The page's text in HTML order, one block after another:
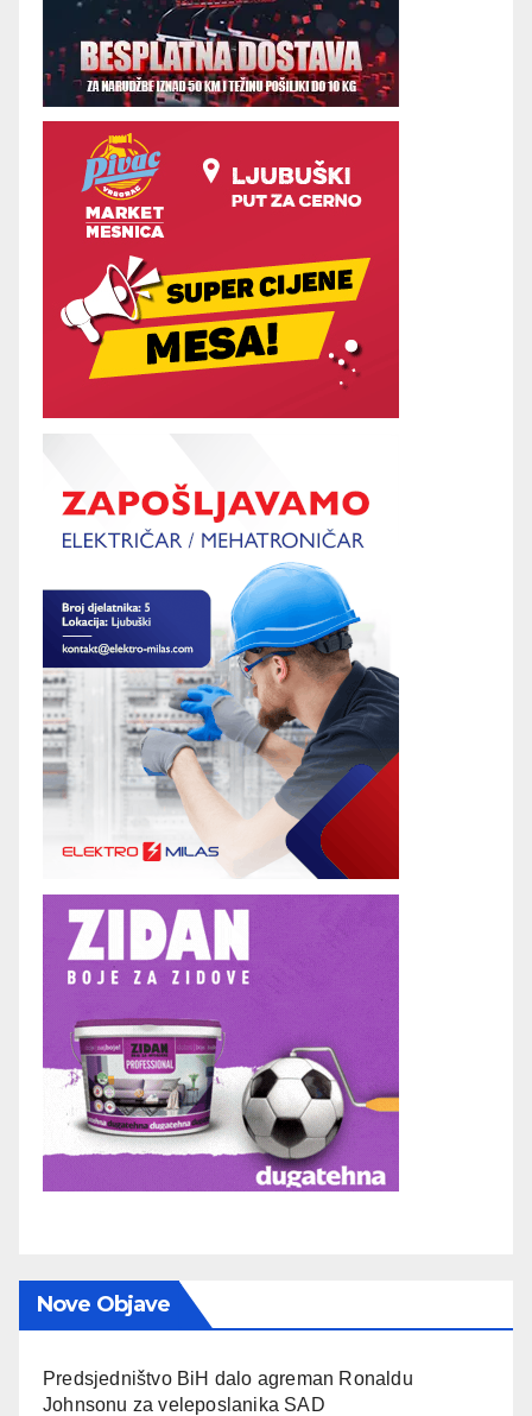
Nove Objave
Predsjedništvo BiH dalo agreman Ronaldu
Johnsonu za veleposlanika SAD